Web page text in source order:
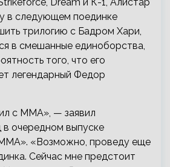
в следующем поединке
трилогию с Бадром Хари,
в смешанные единоборства,
того, что его
легендарный Федор
с ММА», — заявил
в очередном выпуске
«Возможно, проведу еще
Сейчас мне предстоит